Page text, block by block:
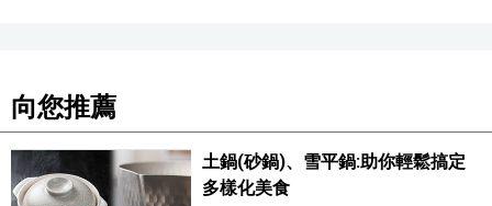
向您推薦
土鍋(砂鍋)、雪平鍋:助你輕鬆搞定
多樣化美食